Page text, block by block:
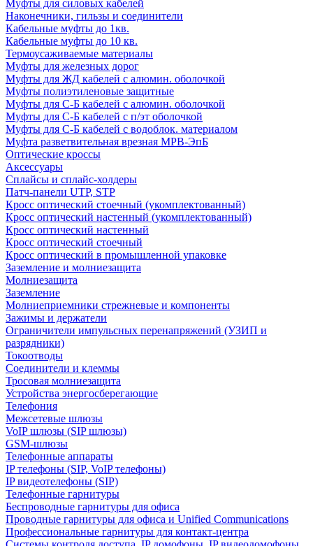
Муфты для силовых кабелей
Наконечники, гильзы и соединители
Кабельные муфты до 1кв.
Кабельные муфты до 10 кв.
Термоусаживаемые материалы
Муфты для железных дорог
Муфты для ЖД кабелей с алюмин. оболочкой
Муфты полиэтиленовые защитные
Муфты для С-Б кабелей с алюмин. оболочкой
Муфты для С-Б кабелей с п/эт оболочкой
Муфты для С-Б кабелей с водоблок. материалом
Муфта разветвительная врезная МРВ-ЭпБ
Оптические кроссы
Аксессуары
Сплайсы и сплайс-холдеры
Патч-панели UTP, STP
Кросс оптический стоечный (укомплектованный)
Кросс оптический настенный (укомплектованный)
Кросс оптический настенный
Кросс оптический стоечный
Кросс оптический в промышленной упаковке
Заземление и молниезащита
Молниезащита
Заземление
Молниеприемники стрежневые и компоненты
Зажимы и держатели
Ограничители импульсных перенапряжений (УЗИП и
разрядники)
Токоотводы
Соединители и клеммы
Тросовая молниезащита
Устройства энергосберегающие
Телефония
Межсетевые шлюзы
VoIP шлюзы (SIP шлюзы)
GSM-шлюзы
Телефонные аппараты
IP телефоны (SIP, VoIP телефоны)
IP видеотелефоны (SIP)
Телефонные гарнитуры
Беспроводные гарнитуры для офиса
Проводные гарнитуры для офиса и Unified Communications
Профессиональные гарнитуры для контакт-центра